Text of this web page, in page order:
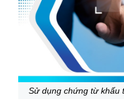
Sử dụng chứng từ khấu